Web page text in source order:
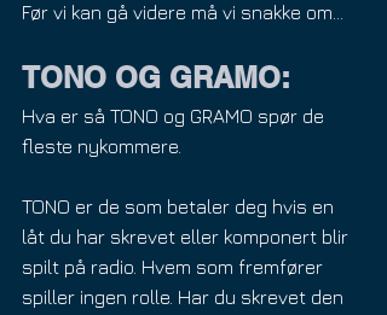
Før vi kan gå videre må vi snakke om...
TONO OG GRAMO:
Hva er så TONO og GRAMO spør de
fleste nykommere.
TONO er de som betaler deg hvis en
låt du har skrevet eller komponert blir
spilt på radio. Hvem som fremfører
spiller ingen rolle. Har du skrevet den